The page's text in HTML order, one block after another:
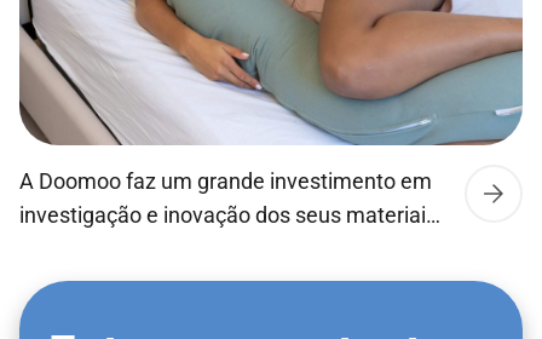
A Doomoo faz um grande investimento em
investigação e inovação dos seus materiais,
Desta forma garante um maior conforto
tanto para os bebés como para os seus